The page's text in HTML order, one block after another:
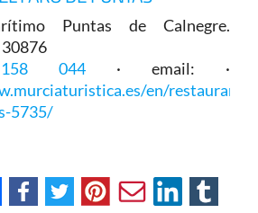
Puntas de Calnegre.
044 · email: ·
en/restaurant/
5735/